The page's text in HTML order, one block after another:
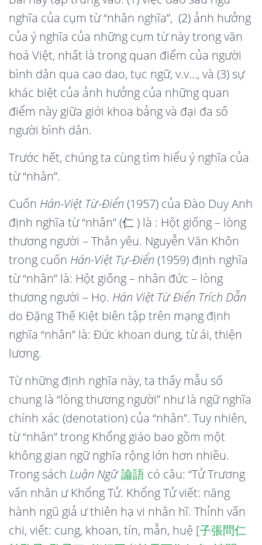
nghĩa của cụm từ “nhân nghĩa”, (2) ảnh hưởng
của ý nghĩa của những cụm từ này trong văn
hoá Việt, nhất là trong quan điểm của người
bình dân qua cao dao, tục ngữ, v.v…, và (3) sự
khác biệt của ảnh hưởng của những quan
điểm này giữa giới khoa bảng và đại đa số
người bình dân.
Trước hết, chúng ta cùng tìm hiểu ý nghĩa của
từ “nhân”.
Cuốn Hán-Việt Từ-Điển (1957) của Đào Duy Anh
định nghĩa từ “nhân” (仁 ) là : Hột giống – lòng
thương người – Thân yêu. Nguyễn Văn Khôn
trong cuốn Hán-Việt Tự-Điển (1959) định nghĩa
từ “nhân” là: Hột giống – nhân đức – lòng
thương người – Họ. Hán Việt Từ Điển Trích Dẫn
do Đặng Thế Kiệt biên tập trên mạng định
nghĩa “nhân” là: Đức khoan dung, từ ái, thiện
lương.
Từ những định nghĩa này, ta thấy mẫu số
chung là “lòng thương người” như là ngữ nghĩa
chính xác (denotation) của “nhân”. Tuy nhiên,
từ “nhân” trong Khổng giáo bao gồm một
không gian ngữ nghĩa rộng lớn hơn nhiều.
Trong sách Luận Ngữ論語 có câu: “Tử Trương
vấn nhân ư Khổng Tử. Khổng Tử viết: năng
hành ngũ giả ư thiên hạ vi nhân hĩ. Thỉnh vấn
chi, viết: cung, khoan, tín, mẫn, huệ [子張問仁